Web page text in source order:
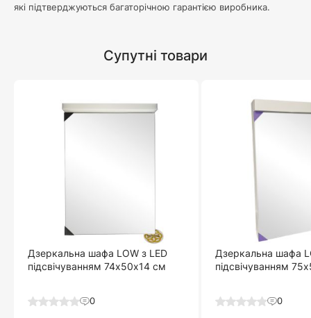
які підтверджуються багаторічною гарантією виробника.
Супутні товари
Дзеркальна шафа LOW з LED
підсвічуванням 74х50х14 см
0
Дзеркальна шафа
підсвічуванням
0